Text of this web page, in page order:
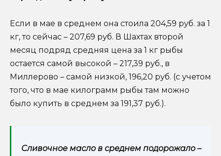
Если в мае в среднем она стоила 204,59 руб. за 1
кг, то сейчас – 207,69 руб. В Шахтах второй
месяц подряд средняя цена за 1 кг рыбы
остается самой высокой – 217,39 руб., в
Миллерово – самой низкой, 196,20 руб. (с учетом
того, что в мае килограмм рыбы там можно
было купить в среднем за 191,37 руб.).
Сливочное масло в среднем подорожало –